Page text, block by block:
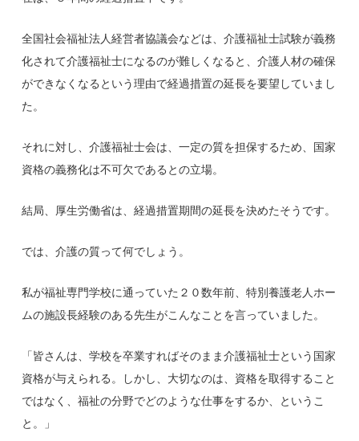
全国社会福祉法人経営者協議会などは、介護福祉士試験が義務
化されて介護福祉士になるのが難しくなると、介護人材の確保
ができなくなるという理由で経過措置の延長を要望していまし
た。
それに対し、介護福祉士会は、一定の質を担保するため、国家
資格の義務化は不可欠であるとの立場。
結局、厚生労働省は、経過措置期間の延長を決めたそうです。
では、介護の質って何でしょう。
私が福祉専門学校に通っていた２０数年前、特別養護老人ホー
ムの施設長経験のある先生がこんなことを言っていました。
「皆さんは、学校を卒業すればそのまま介護福祉士という国家
資格が与えられる。しかし、大切なのは、資格を取得すること
ではなく、福祉の分野でどのような仕事をするか、というこ
と。」